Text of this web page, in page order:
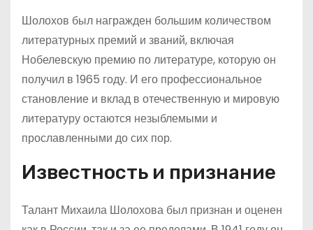
Шолохов был награжден большим количеством
литературных премий и званий, включая
Нобелевскую премию по литературе, которую он
получил в 1965 году. И его профессиональное
становление и вклад в отечественную и мировую
литературу остаются незыблемыми и
прославленными до сих пор.
Известность и признание
Талант Михаила Шолохова был признан и оценен